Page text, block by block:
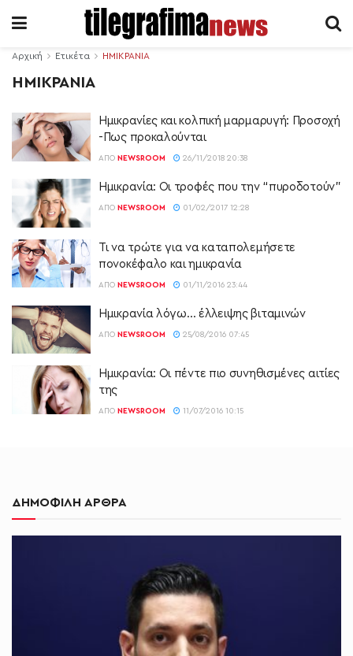
Αρχική Ετικέτα ΗΜΙΚΡΑΝΙΑ
ΗΜΙΚΡΑΝΙΑ
Ημικρανίες και κολπική μαρμαρυγή: Προσοχή
-Πως προκαλούνται
ΑΠΌ NEWSROOM 26/11/2018 20:38
Ημικρανία: Οι τροφές που την “πυροδοτούν”
ΑΠΌ NEWSROOM 01/02/2017 12:28
Τι να τρώτε για να καταπολεμήσετε
πονοκέφαλο και ημικρανία
ΑΠΌ NEWSROOM 01/11/2016 23:44
Ημικρανία λόγω… έλλειψης βιταμινών
ΑΠΌ NEWSROOM 25/08/2016 07:45
Ημικρανία: Οι πέντε πιο συνηθισμένες αιτίες
της
ΑΠΌ NEWSROOM 11/07/2016 10:15
ΔΗΜΟΦΙΛΗ ΑΡΘΡΑ